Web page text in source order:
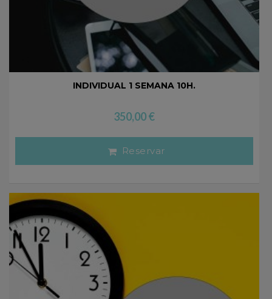
INDIVIDUAL 1 SEMANA 10H.
350,00€
Reservar